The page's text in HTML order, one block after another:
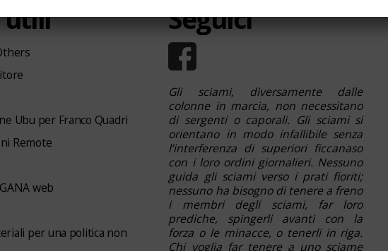
utili
Ubu per Franco Quadri
Remote
web
per una politica non
Seguici
Gli sciami, diversamente dalle
colonne in marcia, non necessitano
di sergenti o caporali. Gli sciami si
orientano in modo infallibile senza
l’interferenza di superiori ficcanaso
con i loro ordini giornalieri. Nessuno
guida gli sciami verso i prati fioriti;
nessuno ha bisogno di tenere a freno
i membri degli sciami, far loro
prediche, spingerli avanti con la
forza o le minacce, o tenerli in riga.
Chi voglia far tenere a uno sciame